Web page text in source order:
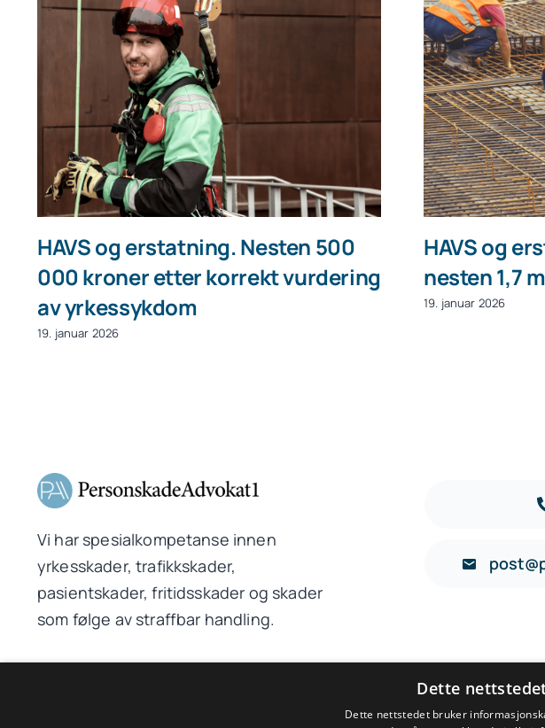
HAVS og erstatning. Nesten 500
000 kroner etter korrekt vurdering
av yrkessykdom
19. januar 2026
HAVS og
nesten 1,7
19. januar 2026
Vi har spesialkompetanse innen
yrkesskader, trafikkskader,
pasientskader, fritidsskader og skader
som følge av straffbar handling.
© 2026PersonskadeAdvokat1 AS | Driftet av WebCraft AS
Dette
Dette nettstedet bruker